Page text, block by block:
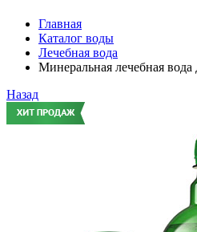
Главная
Каталог воды
Лечебная вода
Минеральная лечебная
Назад